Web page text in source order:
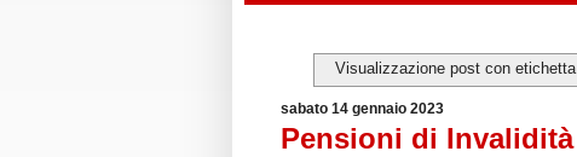
Visualizzazione post con
sabato 14 gennaio 2023
Pensioni di Invalidità